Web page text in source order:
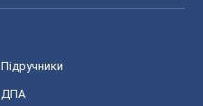
Підручники
ДПА